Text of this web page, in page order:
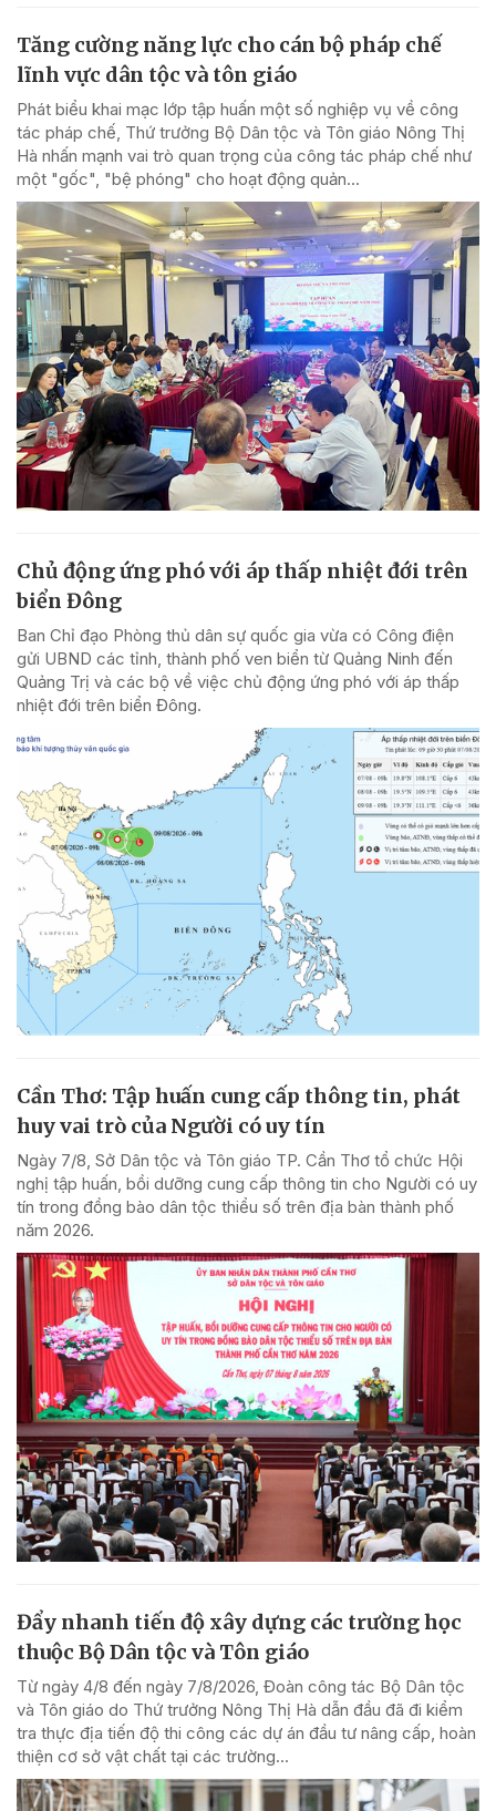
Tăng cường năng lực cho cán bộ pháp chế
lĩnh vực dân tộc và tôn giáo
Phát biểu khai mạc lớp tập huấn một số nghiệp vụ về công
tác pháp chế, Thứ trưởng Bộ Dân tộc và Tôn giáo Nông Thị
Hà nhấn mạnh vai trò quan trọng của công tác pháp chế như
một "gốc", "bệ phóng" cho hoạt động quản...
Chủ động ứng phó với áp thấp nhiệt đới trên
biển Đông
Ban Chỉ đạo Phòng thủ dân sự quốc gia vừa có Công điện
gửi UBND các tỉnh, thành phố ven biển từ Quảng Ninh đến
Quảng Trị và các bộ về việc chủ động ứng phó với áp thấp
nhiệt đới trên biển Đông.
Cần Thơ: Tập huấn cung cấp thông tin, phát
huy vai trò của Người có uy tín
Ngày 7/8, Sở Dân tộc và Tôn giáo TP. Cần Thơ tổ chức Hội
nghị tập huấn, bồi dưỡng cung cấp thông tin cho Người có uy
tín trong đồng bào dân tộc thiểu số trên địa bàn thành phố
năm 2026.
Đẩy nhanh tiến độ xây dựng các trường học
thuộc Bộ Dân tộc và Tôn giáo
Từ ngày 4/8 đến ngày 7/8/2026, Đoàn công tác Bộ Dân tộc
và Tôn giáo do Thứ trưởng Nông Thị Hà dẫn đầu đã đi kiểm
tra thực địa tiến độ thi công các dự án đầu tư nâng cấp, hoàn
thiện cơ sở vật chất tại các trường...